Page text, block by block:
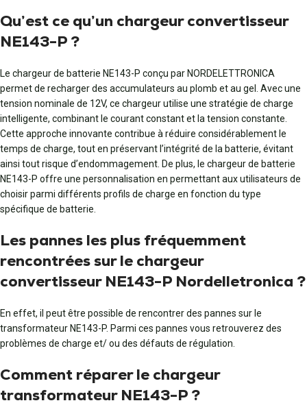
Qu’est ce qu’un chargeur convertisseur
NE143-P ?
Le chargeur de batterie NE143-P conçu par NORDELETTRONICA
permet de recharger des accumulateurs au plomb et au gel. Avec une
tension nominale de 12V, ce chargeur utilise une stratégie de charge
intelligente, combinant le courant constant et la tension constante.
Cette approche innovante contribue à réduire considérablement le
temps de charge, tout en préservant l’intégrité de la batterie, évitant
ainsi tout risque d’endommagement. De plus, le chargeur de batterie
NE143-P offre une personnalisation en permettant aux utilisateurs de
choisir parmi différents profils de charge en fonction du type
spécifique de batterie.
Les pannes les plus fréquemment
rencontrées sur le chargeur
convertisseur NE143-P Nordelle­tronica ?
En effet, il peut être possible de rencontrer des pannes sur le
transformateur NE143-P. Parmi ces pannes vous retrouverez des
problèmes de charge et/ ou des défauts de régulation.
Comment réparer le chargeur
transformateur NE143-P ?